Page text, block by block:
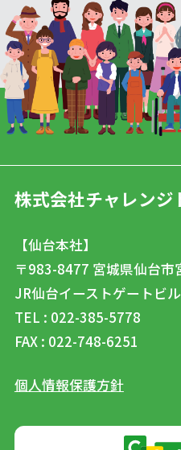
株式会社チャレンジ
【仙台本社】
〒983-8477 宮城県仙台市
JR仙台イーストゲートビ
TEL : 022-385-5778
FAX : 022-748-6251
個人情報保護方針